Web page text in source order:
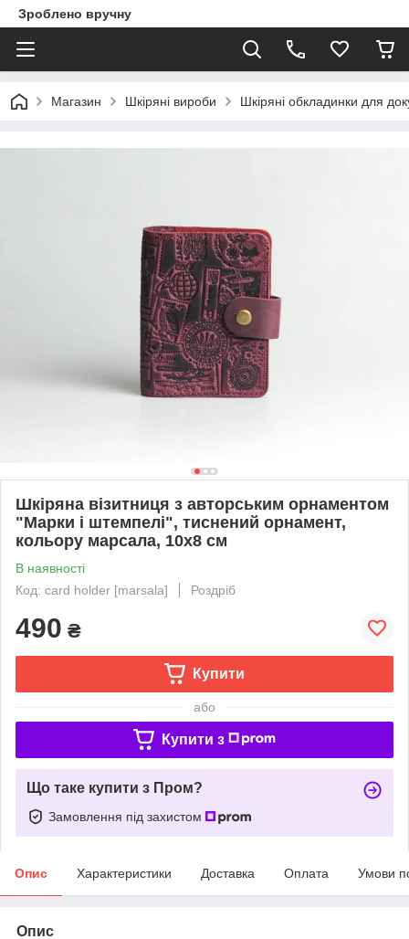
Зроблено вручну
Магазин Шкіряні вироби Шкіряні обкладинки для
Шкіряна візитниця з авторським орнаментом
"Марки і штемпелі", тиснений орнамент,
кольору марсала, 10х8 см
В наявності
Код: card holder [marsala]
Роздріб
490 ₴
Купити
або
Купити з
Що таке купити з Пром?
Замовлення під захистом
Опис Характеристики Доставка Оплата Умови
Опис